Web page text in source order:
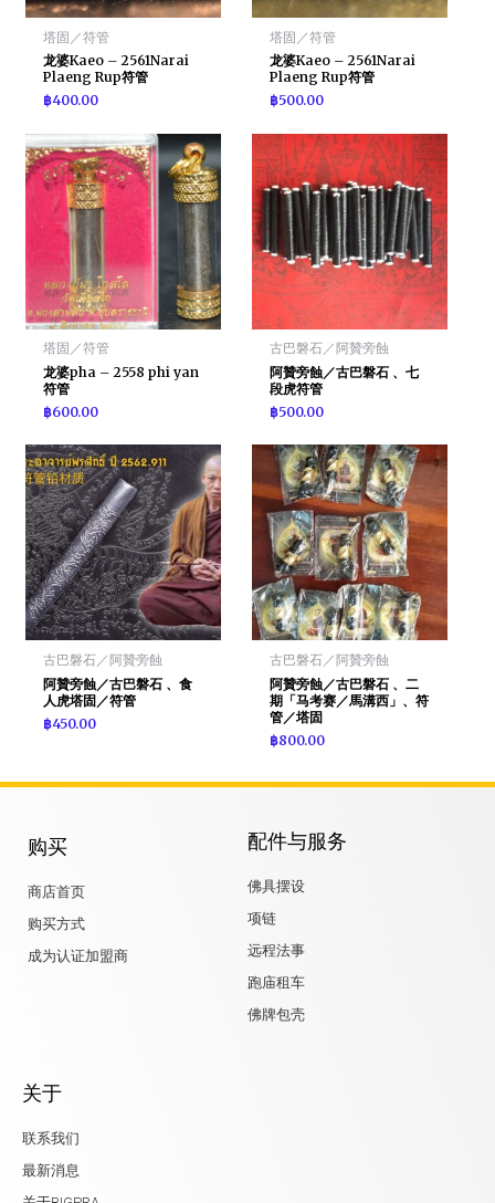
塔固／符管
龙婆Kaeo – 2561Narai
Plaeng Rup符管
฿400.00
塔固／符管
龙婆Kaeo – 2561Narai
Plaeng Rup符管
฿500.00
塔固／符管
龙婆pha – 2558 phi yan
符管
฿600.00
古巴磐石／阿贊旁蝕
阿贊旁蝕／古巴磐石 、七
段虎符管
฿500.00
古巴磐石／阿贊旁蝕
阿贊旁蝕／古巴磐石 、食
人虎塔固／符管
฿450.00
古巴磐石／阿贊旁蝕
阿贊旁蝕／古巴磐石 、二
期「马考赛／馬溝西」、符
管／塔固
฿800.00
购买
商店首页
购买方式
成为认证加盟商
配件与服务
佛具摆设
项链
远程法事
跑庙租车
佛牌包壳
关于
联系我们
最新消息